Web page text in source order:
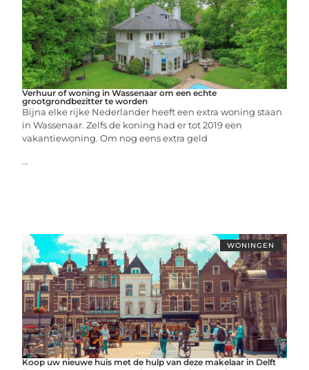
Verhuur of woning in Wassenaar om een echte
grootgrondbezitter te worden
Bijna elke rijke Nederlander heeft een extra woning staan
in Wassenaar. Zelfs de koning had er tot 2019 een
vakantiewoning. Om nog eens extra geld
...
WONINGEN
Koop uw nieuwe huis met de hulp van deze makelaar in Delft